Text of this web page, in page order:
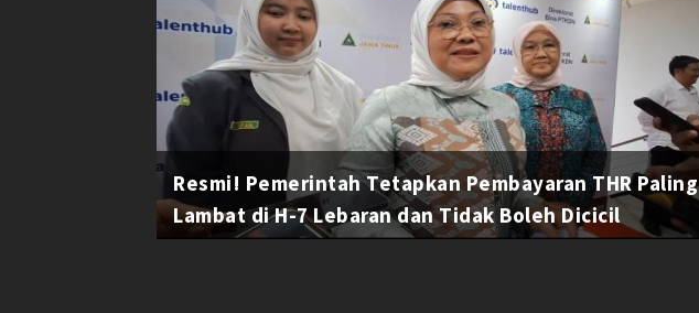
Resmi! Pemerintah Tetapkan Pembayaran THR Paling
Lambat di H-7 Lebaran dan Tidak Boleh Dicicil